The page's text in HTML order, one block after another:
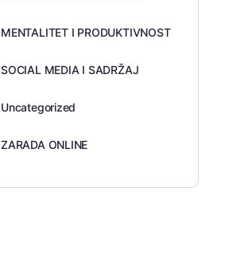
MENTALITET I PRODUKTIVNOST
SOCIAL MEDIA I SADRŽAJ
Uncategorized
ZARADA ONLINE